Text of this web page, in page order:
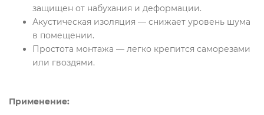
защищен от набухания и деформации.
Акустическая изоляция — снижает уровень шума
в помещении.
Простота монтажа — легко крепится саморезами
или гвоздями.
Применение: